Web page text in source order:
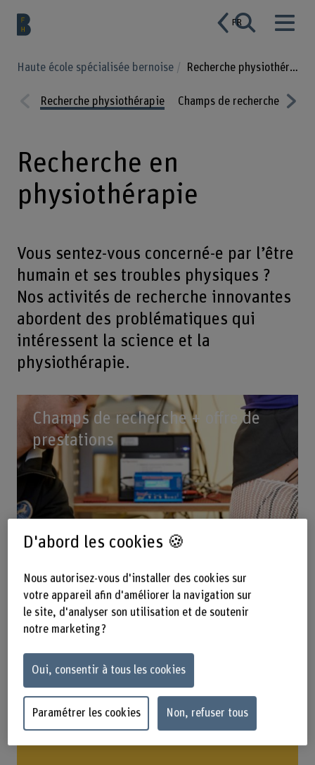
FR
Haute école spécialisée bernoise Recherche physiothérapie
ious
Recherche physiothérapie Champs de recherche
Recherche en
physiothérapie
Vous sentez-vous concerné-e par l’être
humain et ses troubles physiques ?
Nos activités de recherche innovantes
abordent des problématiques qui
intéressent la science et la
physiothérapie.
Champs de recherche + offre de
prestations
Contact
D'abord les cookies 🍪
Nous autorisez-vous d'installer des cookies sur
votre appareil afin d'améliorer la navigation sur
le site, d'analyser son utilisation et de soutenir
notre marketing ?
Oui, consentir à tous les cookies
Paramétrer les cookies Non, refuser tous